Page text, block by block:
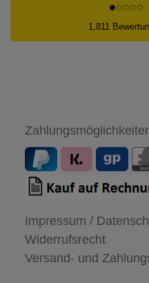
1,811
Impressum /
Widerrufsrecht
Versand- und